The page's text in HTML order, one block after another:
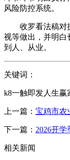
风险防控系统。
收罗看法稿对提
视等做出，并明白
到人、从业。
关键词：
k8一触即发人生赢
上一篇： 宝鸡市农
下一篇： 2026开
相关新闻